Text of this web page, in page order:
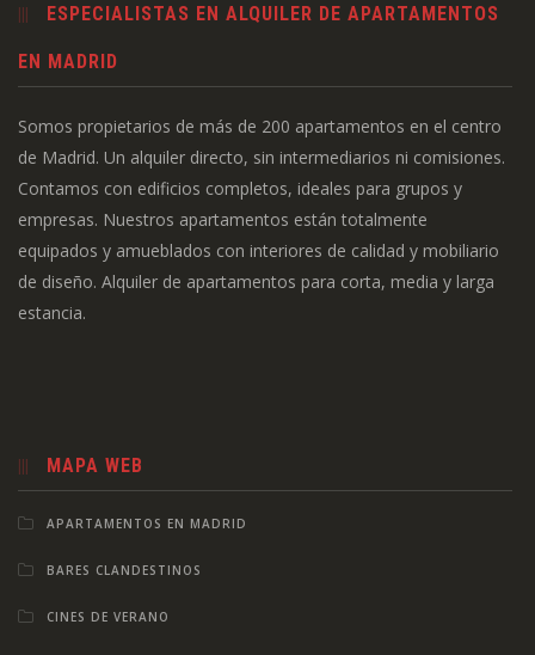
ESPECIALISTAS EN ALQUILER DE APARTAMENTOS
EN MADRID
Somos propietarios de más de 200 apartamentos en el centro
de Madrid. Un alquiler directo, sin intermediarios ni comisiones.
Contamos con edificios completos, ideales para grupos y
empresas. Nuestros apartamentos están totalmente
equipados y amueblados con interiores de calidad y mobiliario
de diseño. Alquiler de apartamentos para corta, media y larga
estancia.
MAPA WEB
APARTAMENTOS EN MADRID
BARES CLANDESTINOS
CINES DE VERANO